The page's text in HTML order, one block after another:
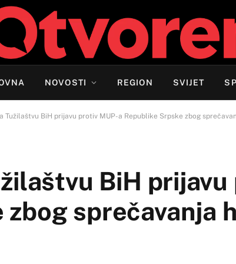
NOVOSTI REGION SVIJET
Tužilaštvu BiH prijavu protiv MUP-a Republike Srpske zbog
BiH
sprečavanja